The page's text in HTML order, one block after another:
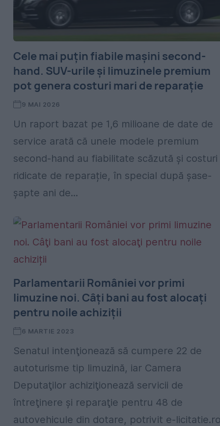
Cele mai puțin fiabile mașini second-
hand. SUV-urile și limuzinele premium
pot genera costuri mari de reparație
9 MAI 2026
Un raport bazat pe 1,6 milioane de date de
service arată că unele modele premium
second-hand au fiabilitate scăzută și costuri
ridicate de reparație, în special după șase-
șapte ani de...
Parlamentarii României vor primi
limuzine noi. Câţi bani au fost alocaţi
pentru noile achiziții
6 MARTIE 2023
Senatul intenţionează să cumpere 22 de
autoturisme tip limuzină, iar Camera
Deputaţilor achiziţionează servicii de
întreţinere şi reparaţie pentru 48 de
autovehicule din dotare, potrivit e-